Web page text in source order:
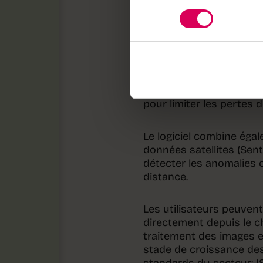
consentement
zonage et de
Pix4Dfields permet
terminaux ISOBUS
épandeurs, etc.). Il
pour limiter les pertes
Le logiciel combine
données satellites
détecter les anomalies
distance.
Les utilisateurs
directement depuis le
traitement des images
stade de croissance